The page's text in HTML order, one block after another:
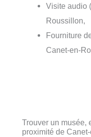
Visite audio
Roussillon,
Fourniture
Canet-en-
Trouver un musée,
proximité de